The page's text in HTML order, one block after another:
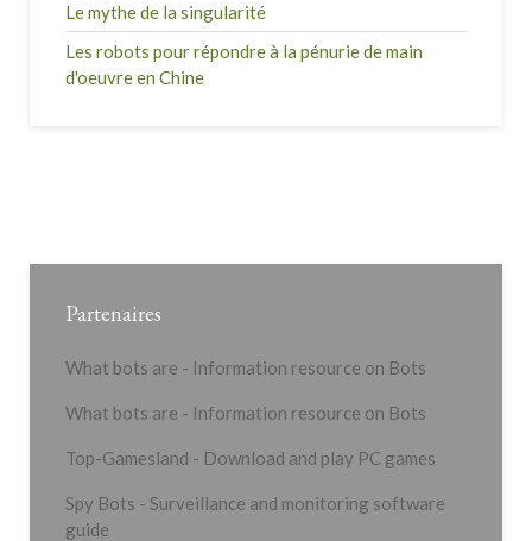
Le mythe de la singularité
Les robots pour répondre à la pénurie de main
d'oeuvre en Chine
Partenaires
What bots are - Information resource on Bots
What bots are - Information resource on Bots
Top-Gamesland - Download and play PC games
Spy Bots - Surveillance and monitoring software
guide